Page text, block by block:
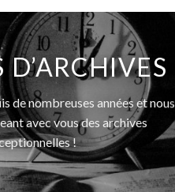
de nombreuses années et nous
avec vous des archives
!